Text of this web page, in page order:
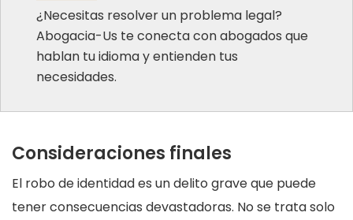
¿Necesitas resolver un problema legal? ️
Abogacia-Us te conecta con abogados que
hablan tu idioma y entienden tus
necesidades.
Consideraciones finales
El robo de identidad es un delito grave que puede
tener consecuencias devastadoras. No se trata solo